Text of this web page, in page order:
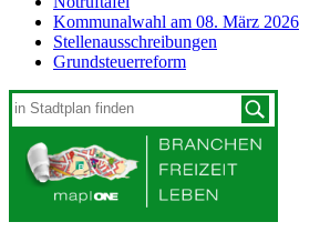
Kommunalwahl am 08. März 2026
Stellenausschreibungen
Grundsteuerreform